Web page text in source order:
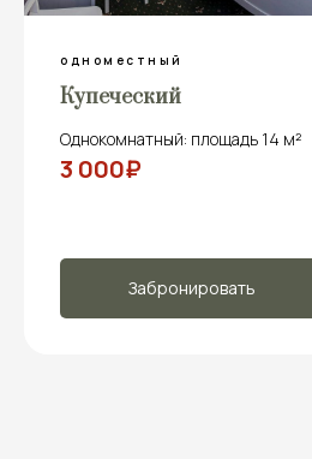
люкс
Боярский
Двухкомнатный: площадь
спальной комнаты 14 м², площадь
Забронировать